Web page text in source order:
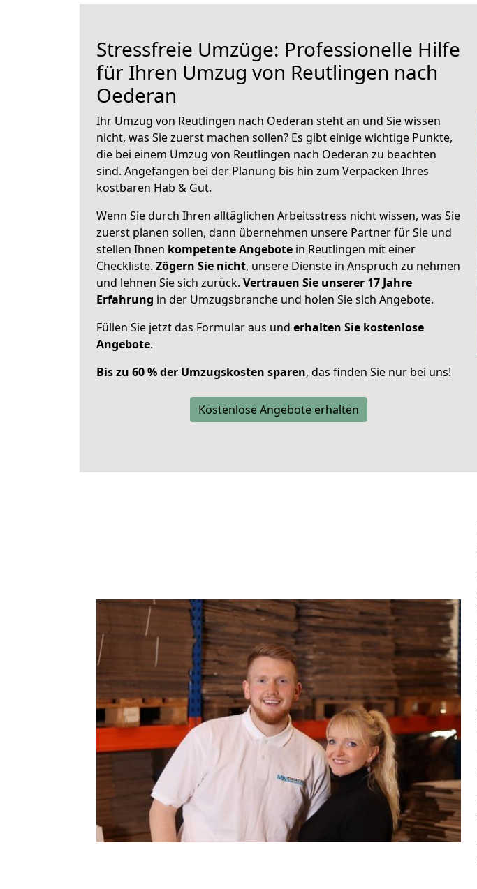
Stressfreie Umzüge: Professionelle Hilfe
für Ihren Umzug von Reutlingen nach
Oederan
Ihr Umzug von Reutlingen nach Oederan steht an und Sie wissen
nicht, was Sie zuerst machen sollen? Es gibt einige wichtige Punkte,
die bei einem Umzug von Reutlingen nach Oederan zu beachten
sind. Angefangen bei der Planung bis hin zum Verpacken Ihres
kostbaren Hab & Gut.
Wenn Sie durch Ihren alltäglichen Arbeitsstress nicht wissen, was Sie
zuerst planen sollen, dann übernehmen unsere Partner für Sie und
stellen Ihnen kompetente Angebote in Reutlingen mit einer
Checkliste. Zögern Sie nicht, unsere Dienste in Anspruch zu nehmen
und lehnen Sie sich zurück. Vertrauen Sie unserer 17 Jahre
Erfahrung in der Umzugsbranche und holen Sie sich Angebote.
Füllen Sie jetzt das Formular aus und erhalten Sie kostenlose
Angebote.
Bis zu 60 % der Umzugskosten sparen, das finden Sie nur bei uns!
Kostenlose Angebote erhalten